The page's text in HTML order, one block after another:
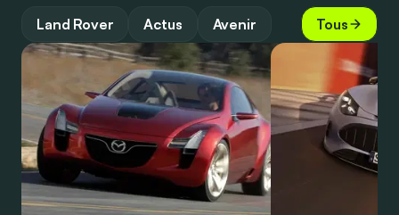
Land Rover Actus Avenir Tous